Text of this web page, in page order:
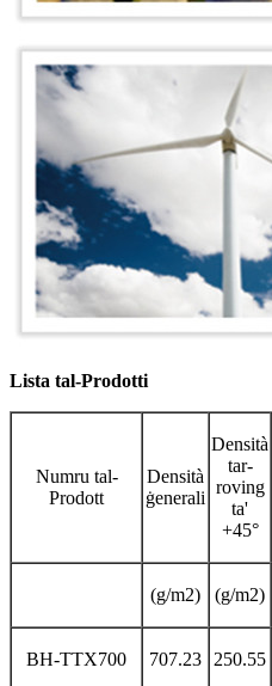
Lista tal-Prodotti
Numru tal-
Prodott
Densità
ġenerali
Densità
tar-
roving
ta'
+45°
(g/m2) (g/m2)
BH-TTX700 707.23 250.55